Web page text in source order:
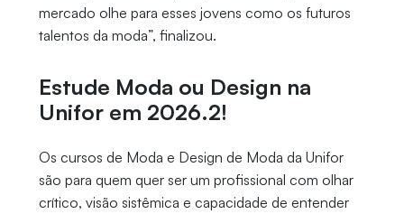
mercado olhe para esses jovens como os futuros
talentos da moda”, finalizou.
Estude Moda ou Design na
Unifor em 2026.2!
Os cursos de Moda e Design de Moda da Unifor
são para quem quer ser um profissional com olhar
crítico, visão sistêmica e capacidade de entender